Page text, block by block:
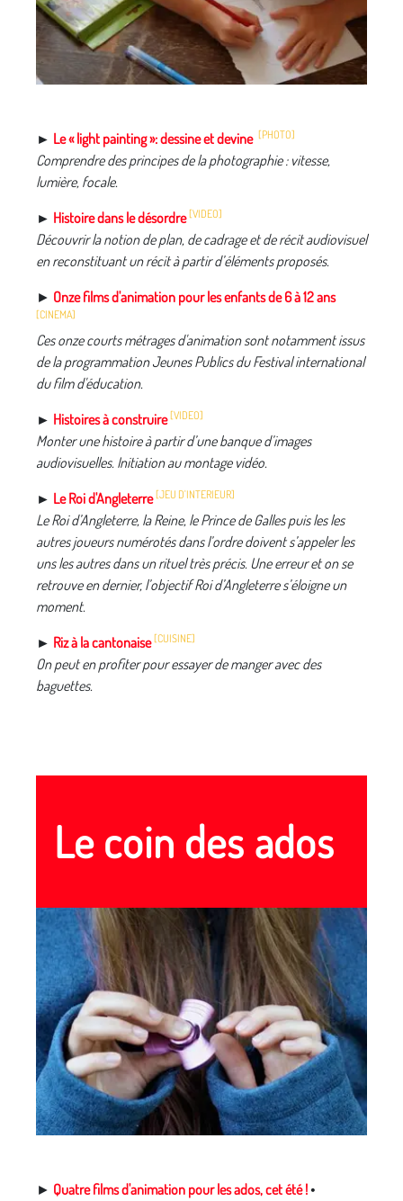
► Le « light painting »: dessine et devine [PHOTO]
Comprendre des principes de la photographie : vitesse,
lumière, focale.
► Histoire dans le désordre [VIDEO]
Découvrir la notion de plan, de cadrage et de récit audiovisuel
en reconstituant un récit à partir d’éléments proposés.
► Onze films d'animation pour les enfants de 6 à 12 ans
[CINEMA]
Ces onze courts métrages d'animation sont notamment issus
de la programmation Jeunes Publics du Festival international
du film d'éducation.
► Histoires à construire [VIDEO]
Monter une histoire à partir d’une banque d’images
audiovisuelles. Initiation au montage vidéo.
► Le Roi d'Angleterre [JEU D'INTERIEUR]
Le Roi d’Angleterre, la Reine, le Prince de Galles puis les les
autres joueurs numérotés dans l’ordre doivent s’appeler les
uns les autres dans un rituel très précis. Une erreur et on se
retrouve en dernier, l’objectif Roi d’Angleterre s’éloigne un
moment.
► Riz à la cantonaise [CUISINE]
On peut en profiter pour essayer de manger avec des
baguettes.
Le coin des ados
►​​​​​​ ​ Quatre films d'animation pour les ados, cet été !•